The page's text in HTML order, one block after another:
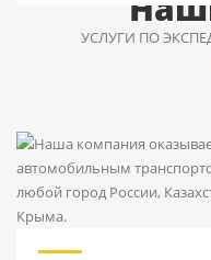
УСЛУГИ ПО